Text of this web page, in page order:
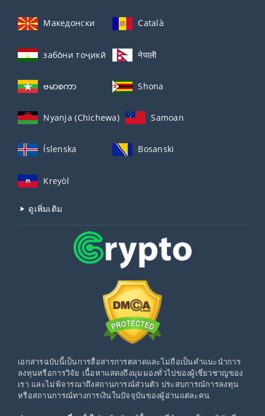
Македонски Català
забо́ни тоҷикӣ́ नेपाली
ဗမာစကာ Shona
Nyanja (Chichewa) Samoan
Íslenska Bosanski
Kreyòl
ดูเพิ่มเติม
เอกสารฉบับนี้เป็นการสื่อสารการตลาดและไม่ถือเป็นคำแนะนำการ
ลงทุนหรือการวิจัย เนื้อหาแสดงถึงมุมมองทั่วไปของผู้เชี่ยวชาญของ
เรา และไม่พิจารณาถึงสถานการณ์ส่วนตัว ประสบการณ์การลงทุน
หรือสถานการณ์ทางการเงินในปัจจุบันของผู้อ่านแต่ละคน